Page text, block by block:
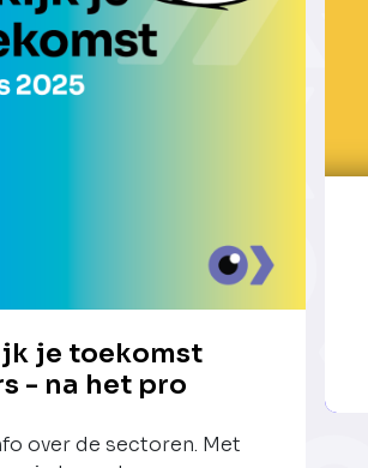
je toekomst
- na het pro
over de sectoren. Met